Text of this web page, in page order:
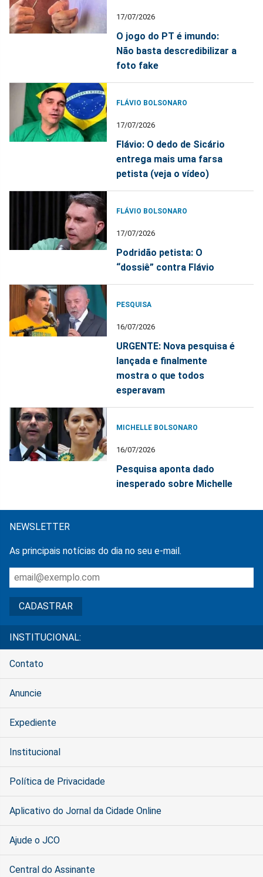
17/07/2026
O jogo do PT é imundo:
Não basta descredibilizar a
foto fake
FLÁVIO BOLSONARO
17/07/2026
Flávio: O dedo de Sicário
entrega mais uma farsa
petista (veja o vídeo)
FLÁVIO BOLSONARO
17/07/2026
Podridão petista: O
“dossiê” contra Flávio
PESQUISA
16/07/2026
URGENTE: Nova pesquisa é
lançada e finalmente
mostra o que todos
esperavam
MICHELLE BOLSONARO
16/07/2026
Pesquisa aponta dado
inesperado sobre Michelle
NEWSLETTER
As principais notícias do dia no seu e-mail.
INSTITUCIONAL:
Contato
Anuncie
Expediente
Institucional
Política de Privacidade
Aplicativo do Jornal da Cidade Online
Ajude o JCO
Central do Assinante